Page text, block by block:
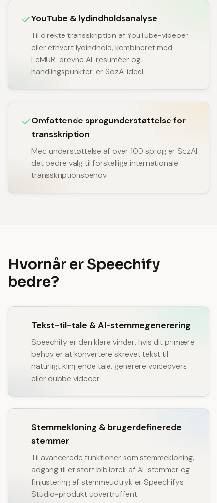
YouTube & lydindholdsanalyse
Til direkte transskription af YouTube-videoer
eller ethvert lydindhold, kombineret med
LeMUR-drevne AI-resuméer og
handlingspunkter, er SozAI ideel.
Omfattende sprogunderstøttelse for
transskription
Med understøttelse af over 100 sprog er SozAI
det bedre valg til forskellige internationale
transskriptionsbehov.
Hvornår er Speechify
bedre?
Tekst-til-tale & AI-stemmegenerering
Speechify er den klare vinder, hvis dit primære
behov er at konvertere skrevet tekst til
naturligt klingende tale, generere voiceovers
eller dubbe videoer.
Stemmekloning & brugerdefinerede
stemmer
Til avancerede funktioner som stemmekloning,
adgang til et stort bibliotek af AI-stemmer og
finjustering af stemmeudtryk er Speechifys
Studio-produkt uovertruffent.